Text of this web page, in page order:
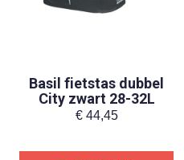
Basil fietstas dubbel
City zwart 28-32L
€44,45